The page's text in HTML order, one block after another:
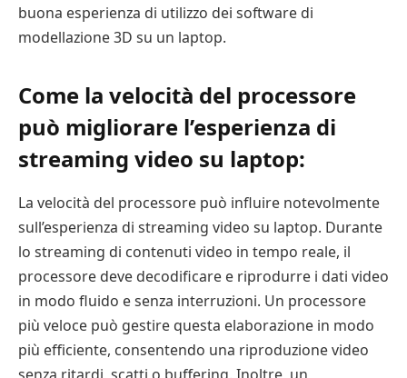
buona esperienza di utilizzo dei software di
modellazione 3D su un laptop.
Come la velocità del processore
può migliorare l’esperienza di
streaming video su laptop:
La velocità del processore può influire notevolmente
sull’esperienza di streaming video su laptop. Durante
lo streaming di contenuti video in tempo reale, il
processore deve decodificare e riprodurre i dati video
in modo fluido e senza interruzioni. Un processore
più veloce può gestire questa elaborazione in modo
più efficiente, consentendo una riproduzione video